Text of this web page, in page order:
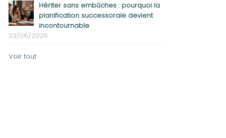
Hériter sans embûches : pourquoi la
planification successorale devient
incontournable
03/06/2026
Voir tout